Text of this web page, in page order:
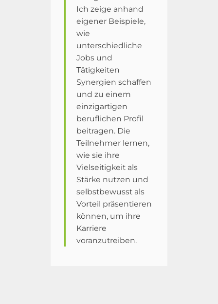
Ich zeige anhand
eigener Beispiele,
wie
unterschiedliche
Jobs und
Tätigkeiten
Synergien schaffen
und zu einem
einzigartigen
beruflichen Profil
beitragen. Die
Teilnehmer lernen,
wie sie ihre
Vielseitigkeit als
Stärke nutzen und
selbstbewusst als
Vorteil präsentieren
können, um ihre
Karriere
voranzutreiben.